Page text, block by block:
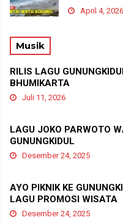
April 4, 2026
Musik
RILIS LAGU
BHUMIKARTA
Juli 11, 2026
LAGU JOKO PARWOTO
GUNUNGKIDUL
Desember 24, 2025
AYO PIKNIK KE
LAGU PROMOSI WISATA
Desember 24, 2025